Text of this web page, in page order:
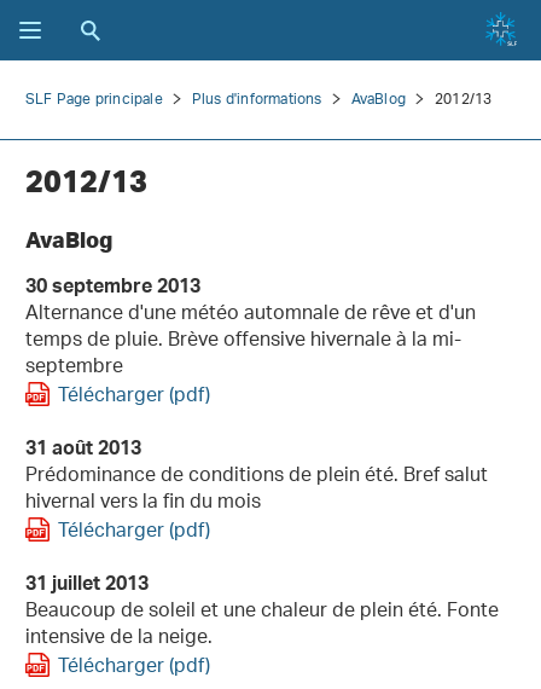
SLF Page principale Plus d'informations AvaBlog 2012/13
2012/13
AvaBlog
30 septembre 2013
Alternance d'une météo automnale de rêve et d'un
temps de pluie. Brève offensive hivernale à la mi-
septembre
Télécharger (pdf)
31 août 2013
Prédominance de conditions de plein été. Bref salut
hivernal vers la fin du mois
Télécharger (pdf)
31 juillet 2013
Beaucoup de soleil et une chaleur de plein été. Fonte
intensive de la neige.
Télécharger (pdf)